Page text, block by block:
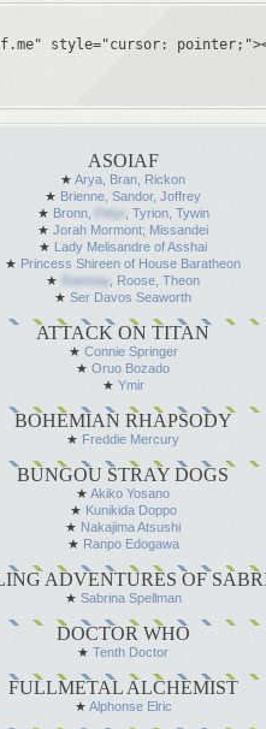
style="cursor:
ASOIAF
★ Arya, Bran, Rickon
★ Brienne, Sandor, Joffrey
★ Bronn, Petyr
, Tyrion, Tywin
★ Jorah Mormont; Missandei
★ Lady Melisandre of Asshai
★ Princess Shireen of House Baratheon
★
Ramsay , Roose, Theon
★ Ser Davos Seaworth
ATTACK ON TITAN
★ Сonnie Springer
★ Oruo Bozado
★ Ymir
BOHEMIAN RHAPSODY
★ Freddie Mercury
BUNGOU STRAY DOGS
★ Akiko Yosano
★ Kunikida Doppo
★ Nakajima Atsushi
★ Ranpo Edogawa
ADVENTURES OF
★ Sabrina Spellman
DOCTOR WHO
★ Tenth Doctor
FULLMETAL ALCHEMIST
★ Alphonse Elric